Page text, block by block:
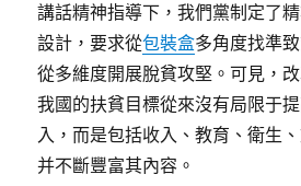
講話精神指導下，我們黨制定了
設計，要求從包裝盒多角度找準
從多維度開展脫貧攻堅。可見，
我國的扶貧目標從來沒有局限于
入，而是包括收入、教育、衛生
并不斷豐富其內容。